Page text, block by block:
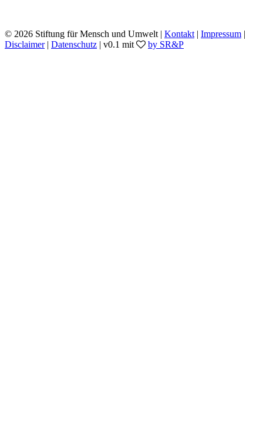
© 2026 Stiftung für Mensch und Umwelt | Kontakt | Impressum |
Disclaimer| Datenschutz | v0.1 mit by SR&P